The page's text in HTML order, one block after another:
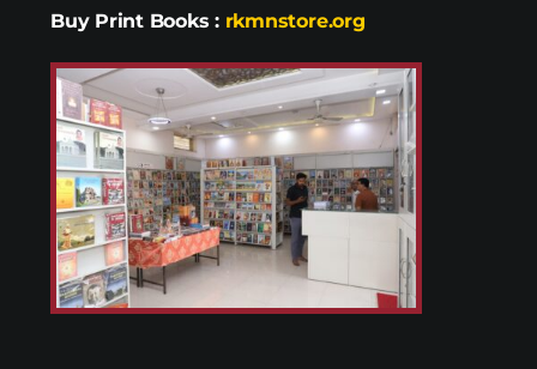
Buy Print Books : rkmnstore.org